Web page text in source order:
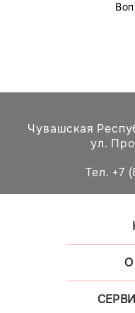
Чувашская
ул.
Тел. +7
О